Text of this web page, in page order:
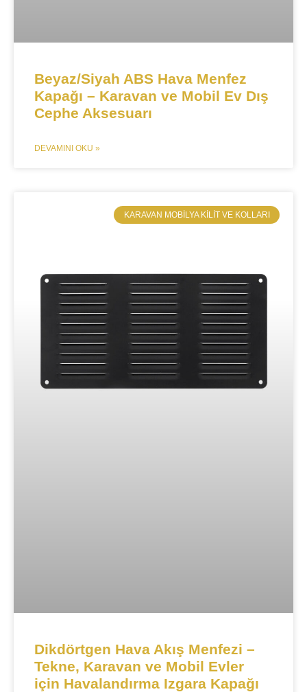
​​Beyaz/Siyah ABS Hava Menfez
Kapağı – Karavan ve Mobil Ev Dış
Cephe Aksesuarı​​
DEVAMINI OKU »
​KARAVAN MOBILYA KILIT VE KOLLARI
​​Dikdörtgen Hava Akış Menfezi –
Tekne, Karavan ve Mobil Evler
için Havalandırma Izgara Kapağı​​